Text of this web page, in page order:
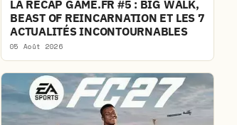
LA RÉCAP GAME.FR #5 : BIG WALK,
BEAST OF REINCARNATION ET LES 7
ACTUALITÉS INCONTOURNABLES
05 Août 2026